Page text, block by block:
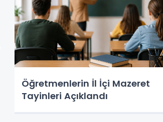
Öğretmenlerin İl İçi Mazeret
Tayinleri Açıklandı